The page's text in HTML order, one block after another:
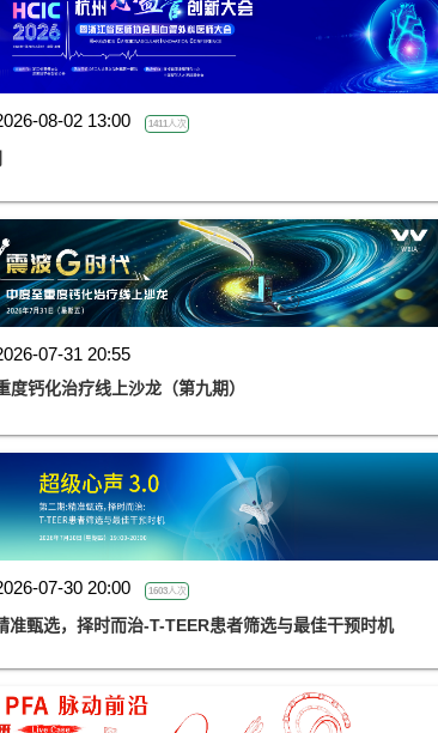
08-02 13:00 1411人次
07-31 20:55
度钙化治疗线上沙龙（第九期）
07-30 20:00 1603人次
准甄选，择时而治-T-TEER患者筛选与最佳干预时机